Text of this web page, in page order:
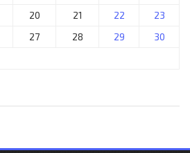
20 21 22
23
27 28 29
30